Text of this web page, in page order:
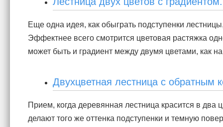
Еще одна идея, как обыграть подступенки
Эффектнее всего смотрится цветовая растяжка
может быть и градиент между двумя цветами, как
Двухцветная лестница с обратным
Прием, когда деревянная лестница красится в два
делают того же оттенка подступенки и темную